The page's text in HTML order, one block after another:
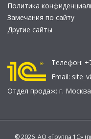
Политика
Замечания по сайту
Другие сайты
Телефон:
Email:
Отдел продаж: г. Москва
© 2026 АО «Группа 1С»